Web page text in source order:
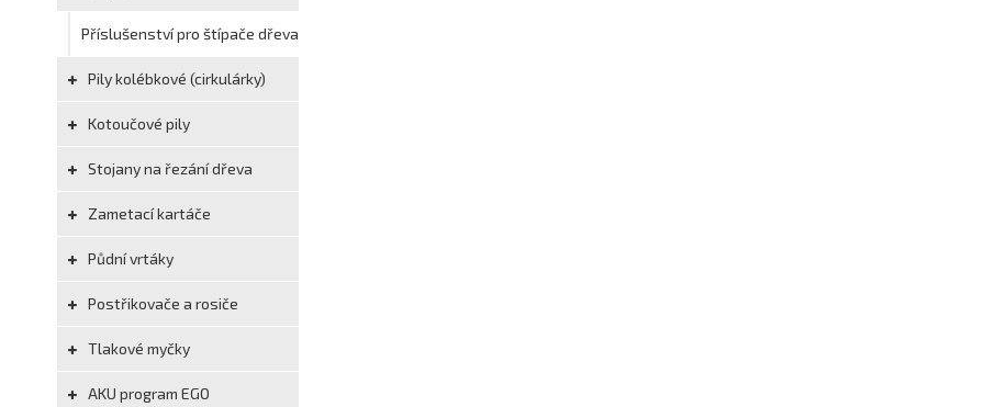
Příslušenství pro štípače dřeva
Pily kolébkové (cirkulárky)
Kotoučové pily
Stojany na řezání dřeva
Zametací kartáče
Půdní vrtáky
Postřikovače a rosiče
Tlakové myčky
AKU program EGO